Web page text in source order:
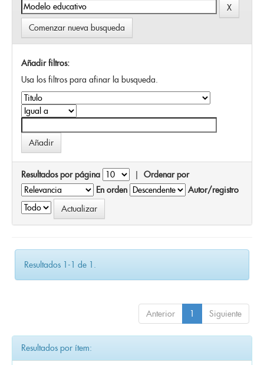
Comenzar nueva busqueda
Añadir filtros:
Usa los filtros para afinar la busqueda.
Resultados por página | Ordenar por
En orden
Autor/registro
Resultados 1-1 de 1.
Anterior 1 Siguiente
Resultados por ítem: